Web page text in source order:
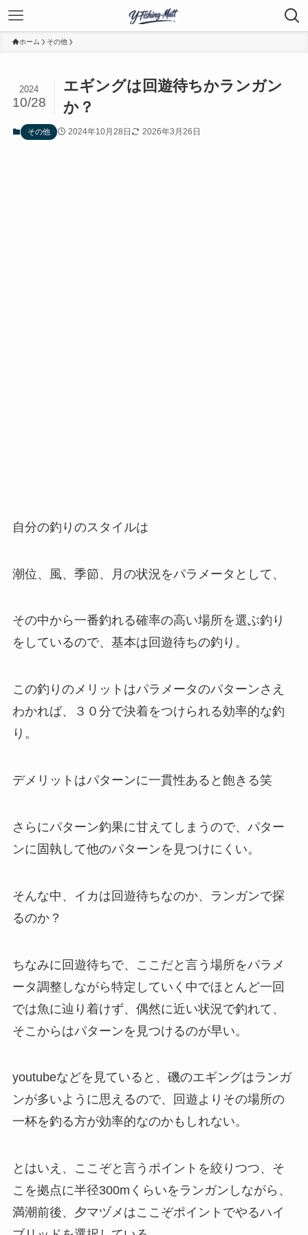
ホーム その他
エギングは回遊待ちかランガン
か？
2024
10/28
その他 2024年10月28日 2026年3月26日
自分の釣りのスタイルは
潮位、風、季節、月の状況をパラメータとして、
その中から一番釣れる確率の高い場所を選ぶ釣り
をしているので、基本は回遊待ちの釣り。
この釣りのメリットはパラメータのパターンさえ
わかれば、３０分で決着をつけられる効率的な釣
り。
デメリットはパターンに一貫性あると飽きる笑
さらにパターン釣果に甘えてしまうので、パター
ンに固執して他のパターンを見つけにくい。
そんな中、イカは回遊待ちなのか、ランガンで探
るのか？
ちなみに回遊待ちで、ここだと言う場所をパラメ
ータ調整しながら特定していく中でほとんど一回
では魚に辿り着けず、偶然に近い状況で釣れて、
そこからはパターンを見つけるのが早い。
youtubeなどを見ていると、磯のエギングはランガ
ンが多いように思えるので、回遊よりその場所の
一杯を釣る方が効率的なのかもしれない。
とはいえ、ここぞと言うポイントを絞りつつ、そ
こを拠点に半径300mくらいをランガンしながら、
満潮前後、夕マヅメはここぞポイントでやるハイ